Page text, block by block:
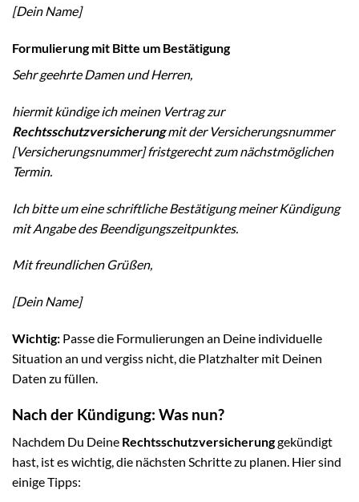
[Dein Name]
Formulierung mit Bitte um Bestätigung
Sehr geehrte Damen und Herren,
hiermit kündige ich meinen Vertrag zur
Rechtsschutzversicherungmit der Versicherungsnummer
[Versicherungsnummer] fristgerecht zum nächstmöglichen
Termin.
Ich bitte um eine schriftliche Bestätigung meiner Kündigung
mit Angabe des Beendigungszeitpunktes.
Mit freundlichen Grüßen,
[Dein Name]
Wichtig: Passe die Formulierungen an Deine individuelle
Situation an und vergiss nicht, die Platzhalter mit Deinen
Daten zu füllen.
Nach der Kündigung: Was nun?
Nachdem Du Deine Rechtsschutzversicherunggekündigt
hast, ist es wichtig, die nächsten Schritte zu planen. Hier sind
einige Tipps: